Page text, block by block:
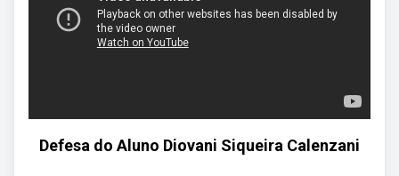
Defesa do Aluno Diovani Siqueira Calenzani